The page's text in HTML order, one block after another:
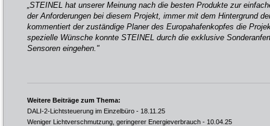
„STEINEL hat unserer Meinung nach die besten Produkte zur
der Anforderungen bei diesem Projekt, immer mit dem Hintergrund
kommentiert der zuständige Planer des Europahafenkopfes die
spezielle Wünsche konnte STEINEL durch die exklusive
Sensoren eingehen."
Weitere Beiträge zum Thema:
DALI-2-Lichtsteuerung im Einzelbüro - 18.11.25
Weniger Lichtverschmutzung, geringerer Energieverbrauch - 10.04.25